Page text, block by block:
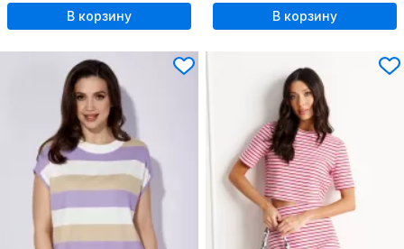
В корзину В корзину